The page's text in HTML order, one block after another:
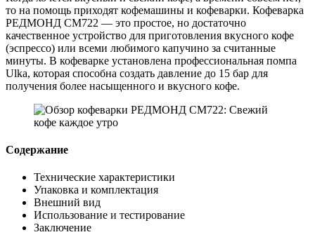
то на помощь приходят кофемашины и кофеварки. Кофеварка
РЕДМОНД CM722 — это простое, но достаточно
качественное устройство для приготовления вкусного кофе
(эспрессо) или всеми любимого капучино за считанные
минуты. В кофеварке установлена профессиональная помпа
Ulka, которая способна создать давление до 15 бар для
получения более насыщенного и вкусного кофе.
Содержание
Технические характеристики
Упаковка и комплектация
Внешний вид
Использование и тестирование
Заключение